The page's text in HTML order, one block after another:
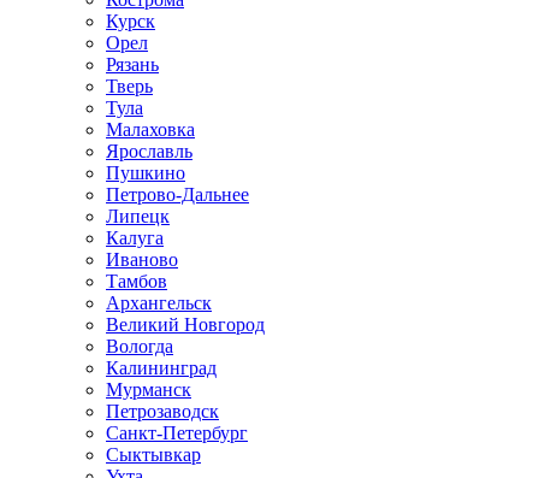
Курск
Орел
Рязань
Тверь
Тула
Малаховка
Ярославль
Пушкино
Петрово-Дальнее
Липецк
Калуга
Иваново
Тамбов
Архангельск
Великий Новгород
Вологда
Калининград
Мурманск
Петрозаводск
Санкт-Петербург
Сыктывкар